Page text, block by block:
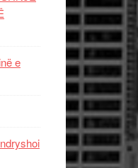
e